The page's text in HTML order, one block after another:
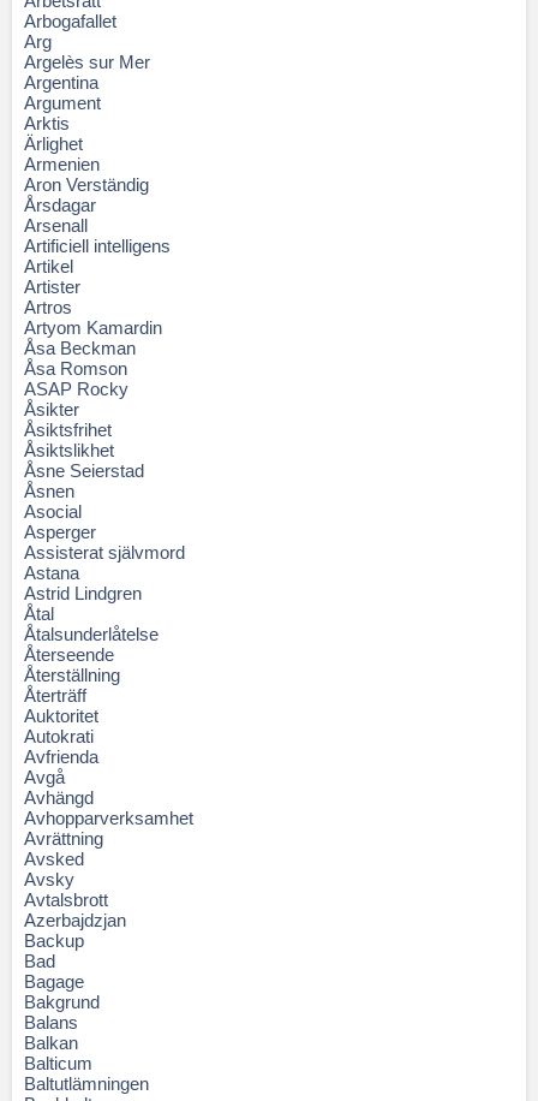
Arbogafallet
Arg
Argelès sur Mer
Argentina
Argument
Arktis
Ärlighet
Armenien
Aron Verständig
Årsdagar
Arsenall
Artificiell intelligens
Artikel
Artister
Artros
Artyom Kamardin
Åsa Beckman
Åsa Romson
ASAP Rocky
Åsikter
Åsiktsfrihet
Åsiktslikhet
Åsne Seierstad
Åsnen
Asocial
Asperger
Assisterat självmord
Astana
Astrid Lindgren
Åtal
Åtalsunderlåtelse
Återseende
Återställning
Återträff
Auktoritet
Autokrati
Avfrienda
Avgå
Avhängd
Avhopparverksamhet
Avrättning
Avsked
Avsky
Avtalsbrott
Azerbajdzjan
Backup
Bad
Bagage
Bakgrund
Balans
Balkan
Balticum
Baltutlämningen